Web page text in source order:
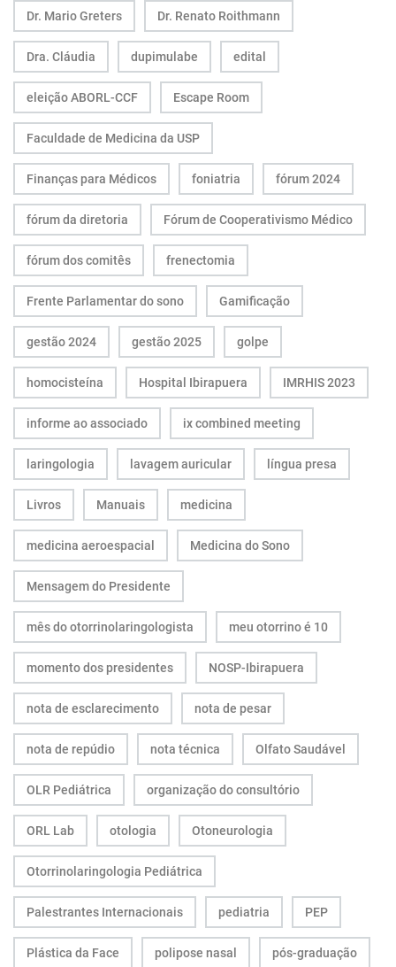
Dr. Mario Greters Dr. Renato Roithmann
Dra. Cláudia dupimulabe edital
eleição ABORL-CCF Escape Room
Faculdade de Medicina da USP
Finanças para Médicos foniatria fórum 2024
fórum da diretoria Fórum de Cooperativismo Médico
fórum dos comitês frenectomia
Frente Parlamentar do sono Gamificação
gestão 2024 gestão 2025 golpe
homocisteína Hospital Ibirapuera IMRHIS 2023
informe ao associado ix combined meeting
laringologia lavagem auricular língua presa
Livros Manuais medicina
medicina aeroespacial Medicina do Sono
Mensagem do Presidente
mês do otorrinolaringologista meu otorrino é 10
momento dos presidentes NOSP-Ibirapuera
nota de esclarecimento nota de pesar
nota de repúdio nota técnica Olfato Saudável
OLR Pediátrica organização do consultório
ORL Lab otologia Otoneurologia
Otorrinolaringologia Pediátrica
Palestrantes Internacionais pediatria PEP
Plástica da Face polipose nasal pós-graduação